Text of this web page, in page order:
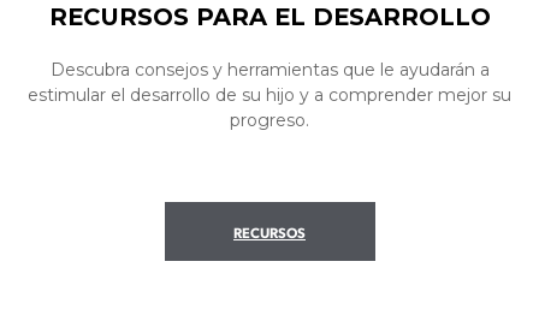
RECURSOS PARA EL DESARROLLO
Descubra consejos y herramientas que le ayudarán a
estimular el desarrollo de su hijo y a comprender mejor su
progreso.
RECURSOS